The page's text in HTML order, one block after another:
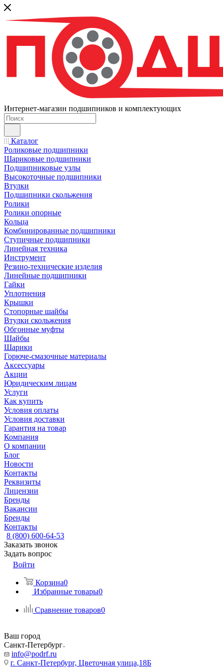
Интернет-магазин подшипников и комплектующих
Каталог
Роликовые подшипники
Шариковые подшипники
Подшипниковые узлы
Высокоточные подшипники
Втулки
Подшипники скольжения
Ролики
Ролики опорные
Кольца
Комбинированные подшипники
Ступичные подшипники
Линейная техника
Инструмент
Резино-технические изделия
Линейные подшипники
Гайки
Уплотнения
Крышки
Стопорные шайбы
Втулки скольжения
Обгонные муфты
Шайбы
Шарики
Горюче-смазочные материалы
Аксессуары
Акции
Юридическим лицам
Услуги
Как купить
Условия оплаты
Условия доставки
Гарантия на товар
Компания
О компании
Блог
Новости
Контакты
Реквизиты
Лицензии
Бренды
Вакансии
Бренды
Контакты
8 (800) 600-64-53
Заказать звонок
Задать вопрос
Войти
Корзина0
Избранные товары0
Сравнение товаров0
Ваш город
Санкт-Петербург
info@podrf.ru
г. Санкт-Петербург, Цветочная улица,18Б